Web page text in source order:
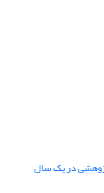
در یک سال